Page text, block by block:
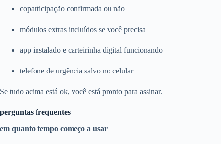
coparticipação confirmada ou não
módulos extras incluídos se você precisa
app instalado e carteirinha digital funcionando
telefone de urgência salvo no celular
Se tudo acima está ok, você está pronto para assinar.
perguntas frequentes
em quanto tempo começo a usar